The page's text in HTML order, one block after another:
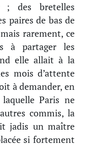
des bretelles
paires de bas de
rarement, ce
à partager les
elle allait à la
mois d’attente
à demander, en
Paris ne
commis, la
jadis un maître
si fortement